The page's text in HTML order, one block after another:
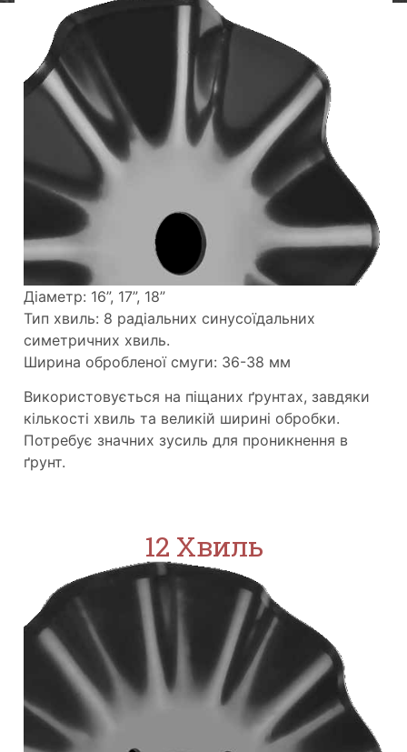
Діаметр: 16”, 17”, 18”
Тип хвиль: 8 радіальних синусоїдальних
симетричних хвиль.
Ширина обробленої смуги: 36-38 мм
Використовується на піщаних ґрунтах, завдяки
кількості хвиль та великій ширині обробки.
Потребує значних зусиль для проникнення в
ґрунт.
12 Хвиль